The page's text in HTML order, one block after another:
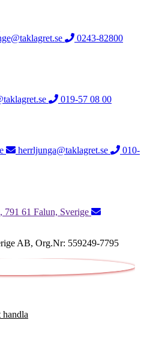
0243-82800
019-57 08 00
herrljunga@taklagret.se
010-
791 61 Falun, Sverige
AB, Org.Nr: 559249-7795
handla